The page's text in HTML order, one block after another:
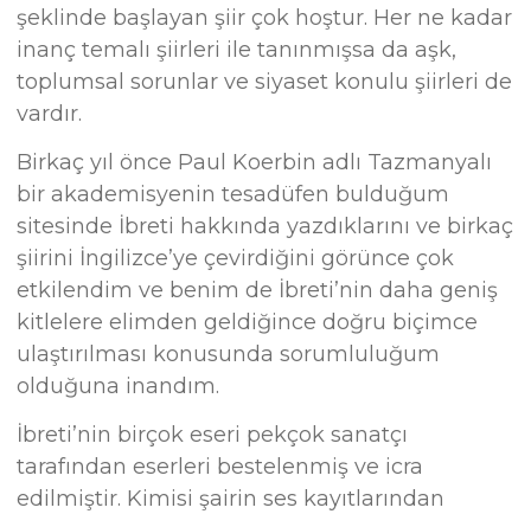
şeklinde başlayan şiir çok hoştur. Her ne kadar
inanç temalı şiirleri ile tanınmışsa da aşk,
toplumsal sorunlar ve siyaset konulu şiirleri de
vardır.
Birkaç yıl önce Paul Koerbin adlı Tazmanyalı
bir akademisyenin tesadüfen bulduğum
sitesinde İbreti hakkında yazdıklarını ve birkaç
şiirini İngilizce’ye çevirdiğini görünce çok
etkilendim ve benim de İbreti’nin daha geniş
kitlelere elimden geldiğince doğru biçimce
ulaştırılması konusunda sorumluluğum
olduğuna inandım.
İbreti’nin birçok eseri pekçok sanatçı
tarafından eserleri bestelenmiş ve icra
edilmiştir. Kimisi şairin ses kayıtlarından